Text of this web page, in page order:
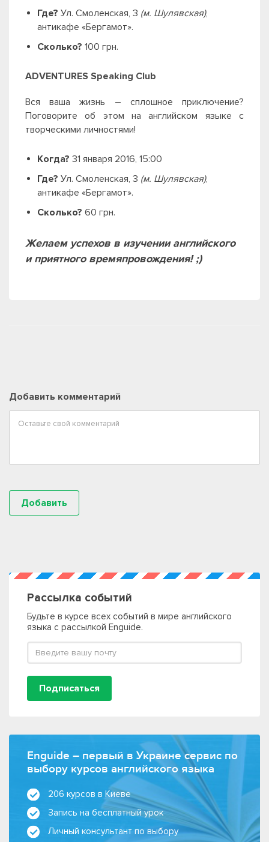
Где? Ул. Смоленская, 3 (м. Шулявская),
антикафе «Бергамот».
Сколько? 100 грн.
ADVENTURES Speaking Club
Вся ваша жизнь – сплошное приключение?
Поговорите об этом на английском языке с
творческими личностями!
Когда? 31 января 2016, 15:00
Где? Ул. Смоленская, 3 (м. Шулявская),
антикафе «Бергамот».
Сколько? 60 грн.
Желаем успехов в изучении английского
и приятного времяпровождения! ;)
Добавить комментарий
Рассылка событий
Будьте в курсе всех событий в мире английского
языка с рассылкой Enguide.
Подписаться
Enguide – первый в Украине сервис по
выбору курсов английского языка
206 курсов в Киеве
Запись на бесплатный урок
Личный консультант по выбору